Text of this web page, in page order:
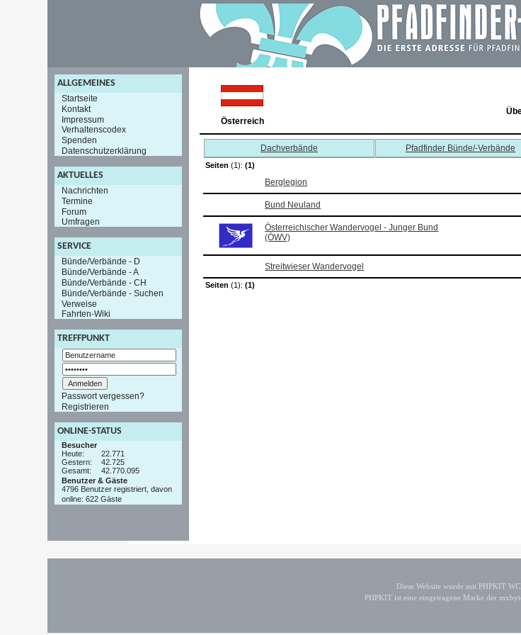
ALLGEMEINES
Startseite
Kontakt
Impressum
Verhaltenscodex
Spenden
Datenschutzerklärung
AKTUELLES
Nachrichten
Termine
Forum
Umfragen
SERVICE
Bünde/Verbände - D
Bünde/Verbände - A
Bünde/Verbände - CH
Bünde/Verbände - Suchen
Verweise
Fahrten-Wiki
TREFFPUNKT
Passwort vergessen?
Registrieren
ONLINE-STATUS
Besucher
Heute:
22.771
Gestern:
42.725
Gesamt:
42.770.095
Benutzer & Gäste
4796 Benutzer registriert, davon
online: 622 Gäste
Österreich
Dachverbände Pfadfinder Bünde/-Verbände
Seiten (1):(1)
Berglegion
Bund Neuland
Österreichischer Wandervogel - Junger Bund
(ÖWV)
Streitwieser Wandervogel
Seiten (1):(1)
Diese Website wurde mit PHPKIT
PHPKIT ist eine eingetragene Marke der